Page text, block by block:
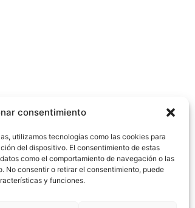
consentimiento
utilizamos tecnologías como las cookies para
del dispositivo. El consentimiento de estas
como el comportamiento de navegación o las
No consentir o retirar el consentimiento, puede
y funciones.
SIGUIENTE
PARTE MÉDICO: CARLOS MOLINA